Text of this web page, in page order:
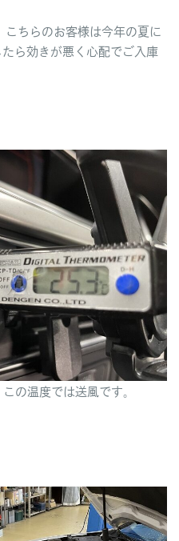
ちらのお客様は今年の夏に
ら効きが悪く心配でご入庫
の温度では送風です。